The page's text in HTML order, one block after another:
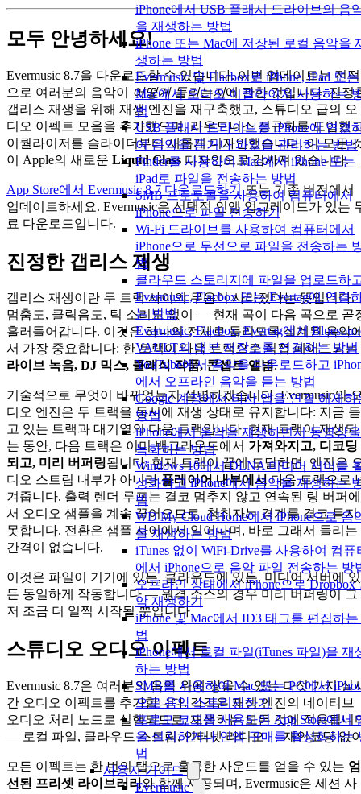
iPhone에서 USB 플래시 드라이브의 음
을 재생하는 방법
iPhone 또는 Mac에 저장된 로컬 음악을
생하는 방법
Evermusic 및 Flacbox로 iPhone, iPad 또는
Mac에서 오디오 이퀄라이저 사용하는
법
USB 플래시 드라이브를 iPhone에 연결
여 음악을 듣거나 파일을 관리하는 방법
Finder를 사용하여 Mac에서 iPhone 또는
iPad로 파일을 전송하는 방법
SMB 프로토콜을 사용하여 컴퓨터에서
iPhone으로 파일 전송하기
Wi-Fi 드라이브를 사용하여 컴퓨터에서
iPhone으로 무선으로 파일을 전송하는
법
클라우드 스토리지에 파일을 업로드하
Evermusic, Flacbox 또는 Evertag에 연결
는 방법
Evermusic, Flacbox, Evertag에서
VAULT의 내부 저장소를 연결하는 방법
YouTube에서 음악을 다운로드하고
에서 오프라인 음악을 듣는 방법
Google 계정에서 타사 앱을 연결 해제하
방법
iPhone에서 음악을 재생하면서 동영상을
녹화하는 방법
Windows 10에서 DLNA 미디어 서버를
성화하고 iPhone에서 음악을 재생하는
법
WD My Cloud Home에서 iPhone으로 음
을 재생하는 방법
iTunes 없이 WiFi-Drive를 사용하여 컴퓨
에서 iPhone으로 음악 파일 전송하는 방
오프라인 상태에서 iPhone으로 Dropbox
악 재생하기
iPhone 및 Mac에서 ID3 태그를 편집하
법
iPhone에서 로컬 파일(iTunes 파일)을 재
하는 방법
SMB를 사용하여 Mac 또는 PC에서
으로 음악 스트리밍하기
프로모 코드를 사용하여 App Store에서
을 설치하거나 인앱 구매를 활성화하는
법
사용자 가이드
Evermusic
모두 안녕하세요!
Evermusic 8.7을 다운로드할 수 있습니다. 이번 업데이트는 전적
으로 여러분의 음악이
어떻게 들리는지에 관한 것입니다. 진정
갭리스 재생을 위해 재생 엔진을 재구축했고, 스튜디오 급의 오
디오 이펙트 모음을 추가했으며, 라우드니스 정규화를 도입했
이퀄라이저를 슬라이더부터 새롭게 디자인했습니다. 이 모든
이 Apple의 새로운 Liquid Glass 디자인으로 감싸져 있습니다.
App Store에서 Evermusic 8.7 다운로드하기 또는 기존 버전에서
업데이트하세요. Evermusic은 선택적 인앱 업그레이드가 있는
료 다운로드입니다.
진정한 갭리스 재생
갭리스 재생이란 두 트랙 사이의 무음이 사라졌다는 뜻입니다.
멈춤도, 클릭음도, 틱 소리도 없이 — 현재 곡이 다음 곡으로 곧
흘러들어갑니다. 이것은 하나의 전체로 들리도록 설계된 음악
서 가장 중요합니다: 한 트랙이 다음 트랙으로 직접 페이드되는
라이브 녹음, DJ 믹스, 클래식 작품, 콘셉트 앨범.
기술적으로 무엇이 바뀌었는지 설명하겠습니다. Evermusic의
디오 엔진은 두 트랙을 동시에 재생 상태로 유지합니다: 지금 듣
고 있는 트랙과 대기열의 다음 트랙입니다. 현재 트랙이 재생되
는 동안, 다음 트랙은 이미 백그라운드에서 가져와지고, 디코딩
되고, 미리 버퍼링됩니다. 현재 트랙이 끝에 도달하면, 엔진은
디오 스트림 내부가 아니라플레이어 내부에서다음 트랙으로
겨줍니다. 출력 렌더 루프는 결코 멈추지 않고 연속된 링 버퍼에
서 오디오 샘플을 계속 끌어오므로, 청취자는 경계를 결코 듣지
못합니다. 전환은 샘플 사이에서 일어나며, 바로 그래서 들리는
간격이 없습니다.
이것은 파일이 기기에 있든, 클라우드에 있든, 미디어 서버에 있
든 동일하게 작동합니다 — 원격 소스의 경우 미리 버퍼링이 그
저 조금 더 일찍 시작될 뿐입니다.
스튜디오 오디오 이펙트
Evermusic 8.7은 여러분의 음악 위에 쌓을 수 있는 다섯 가지 실
간 오디오 이펙트를 추가합니다. 각각은 재생 엔진의 네이티브
오디오 처리 노드로 실행되므로, 재생하는 모든 것에 적용됩니
— 로컬 파일, 클라우드 스트림, 인터넷 라디오 — 재인코딩 없
모든 이펙트는 한 번의 탭으로 훌륭한 사운드를 얻을 수 있는 엄
선된 프리셋 라이브러리와 함께 제공되며, Evermusic은 세션 사